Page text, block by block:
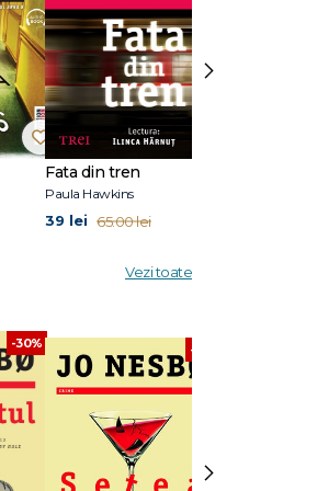
Fata din tren
Paula Hawkins
39 lei 65.00 lei
›
Vezi toate
-30% -30%
›